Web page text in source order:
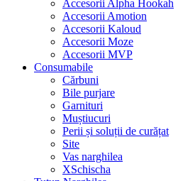
Accesorii Alpha Hookah
Accesorii Amotion
Accesorii Kaloud
Accesorii Moze
Accesorii MVP
Consumabile
Cărbuni
Bile purjare
Garnituri
Muștiucuri
Perii și soluții de curățat
Site
Vas narghilea
XSchischa